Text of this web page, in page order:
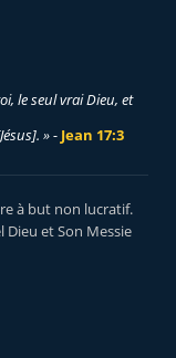
le seul vrai Dieu, et
» - Jean 17:3
à but non lucratif.
et Son Messie